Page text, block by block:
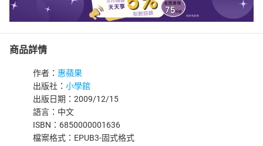
商品詳情
作者： 惠蘋果
出版社： 小學館
出版日期：2009/12/15
語言：中文
ISBN：6850000001636
檔案格式：EPUB3-固式格式